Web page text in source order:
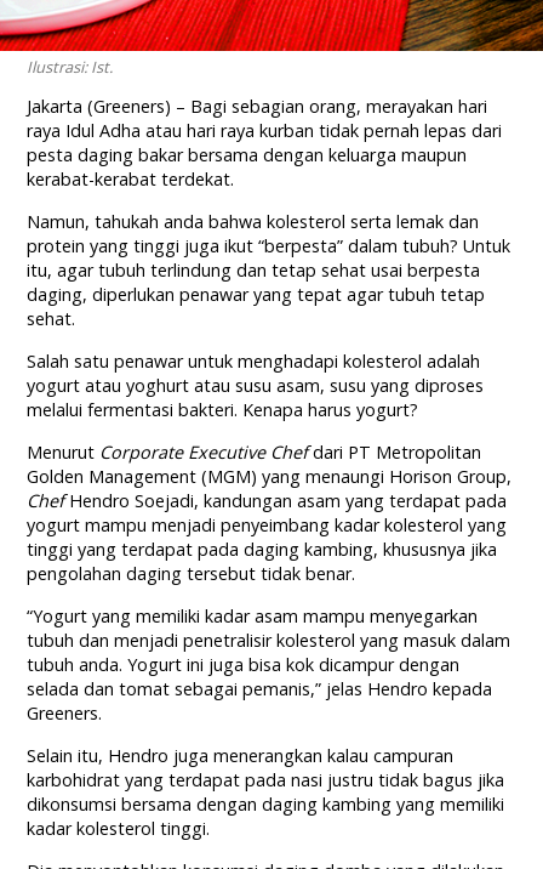
Ilustrasi: Ist.
Jakarta (Greeners) – Bagi sebagian orang, merayakan hari
raya Idul Adha atau hari raya kurban tidak pernah lepas dari
pesta daging bakar bersama dengan keluarga maupun
kerabat-kerabat terdekat.
Namun, tahukah anda bahwa kolesterol serta lemak dan
protein yang tinggi juga ikut “berpesta” dalam tubuh? Untuk
itu, agar tubuh terlindung dan tetap sehat usai berpesta
daging, diperlukan penawar yang tepat agar tubuh tetap
sehat.
Salah satu penawar untuk menghadapi kolesterol adalah
yogurt atau yoghurt atau susu asam, susu yang diproses
melalui fermentasi bakteri. Kenapa harus yogurt?
Menurut Corporate Executive Chefdari PT Metropolitan
Golden Management (MGM) yang menaungi Horison Group,
ChefHendro Soejadi, kandungan asam yang terdapat pada
yogurt mampu menjadi penyeimbang kadar kolesterol yang
tinggi yang terdapat pada daging kambing, khususnya jika
pengolahan daging tersebut tidak benar.
“Yogurt yang memiliki kadar asam mampu menyegarkan
tubuh dan menjadi penetralisir kolesterol yang masuk dalam
tubuh anda. Yogurt ini juga bisa kok dicampur dengan
selada dan tomat sebagai pemanis,” jelas Hendro kepada
Greeners.
Selain itu, Hendro juga menerangkan kalau campuran
karbohidrat yang terdapat pada nasi justru tidak bagus jika
dikonsumsi bersama dengan daging kambing yang memiliki
kadar kolesterol tinggi.